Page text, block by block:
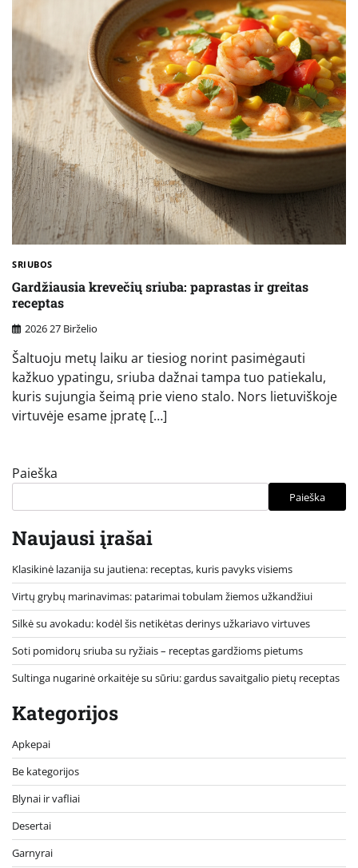
SRIUBOS
Gardžiausia krevečių sriuba: paprastas ir greitas
receptas
2026 27 Birželio
Šaltuoju metų laiku ar tiesiog norint pasimėgauti
kažkuo ypatingu, sriuba dažnai tampa tuo patiekalu,
kuris sujungia šeimą prie vieno stalo. Nors lietuviškoje
virtuvėje esame įpratę […]
Paieška
Paieška
Naujausi įrašai
Klasikinė lazanija su jautiena: receptas, kuris pavyks visiems
Virtų grybų marinavimas: patarimai tobulam žiemos užkandžiui
Silkė su avokadu: kodėl šis netikėtas derinys užkariavo virtuves
Soti pomidorų sriuba su ryžiais – receptas gardžioms pietums
Sultinga nugarinė orkaitėje su sūriu: gardus savaitgalio pietų receptas
Kategorijos
Apkepai
Be kategorijos
Blynai ir vafliai
Desertai
Garnyrai